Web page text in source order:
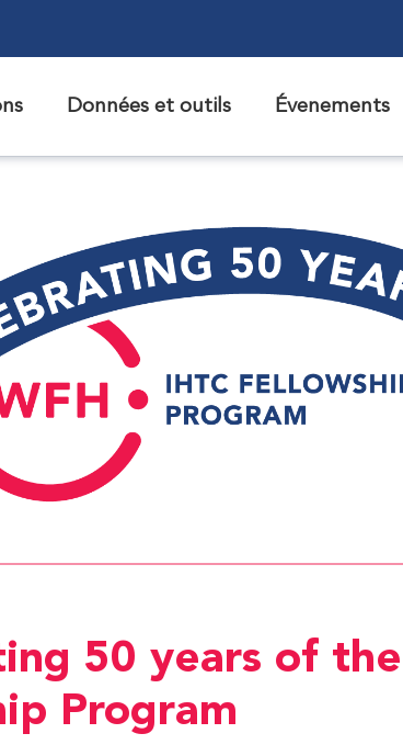
Données et outils Évenements
50 years of
Program